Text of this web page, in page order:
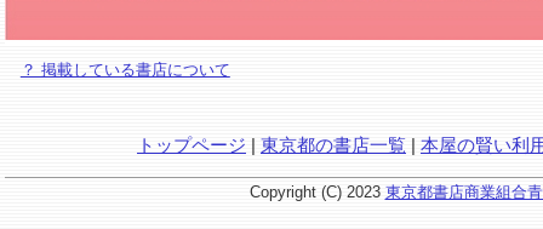
？ 掲載している書店について
トップページ | 東京都の書店一覧 | 本屋の賢い利
Copyright (C) 2023 東京都書店商業組合